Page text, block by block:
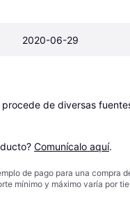
2020-06-29
de diversas
Comunícalo aquí.
de pago para una compra
mínimo y máximo varía por